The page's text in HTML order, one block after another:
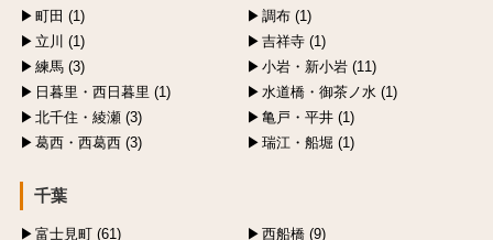
町田 (1)
調布 (1)
立川 (1)
吉祥寺 (1)
練馬 (3)
小岩・新小岩 (11)
日暮里・西日暮里 (1)
水道橋・御茶ノ水 (1)
北千住・綾瀬 (3)
亀戸・平井 (1)
葛西・西葛西 (3)
瑞江・船堀 (1)
千葉
富士見町 (61)
西船橋 (9)